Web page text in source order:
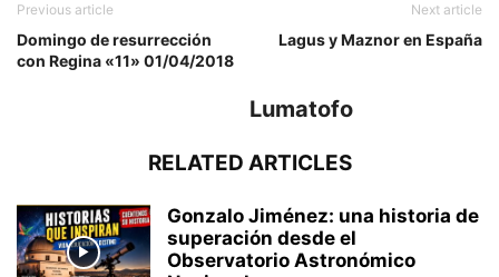
Previous article
Domingo de resurrección
con Regina «11» 01/04/2018
Next article
Lagus y Maznor en España
Lumatofo
RELATED ARTICLES
Gonzalo Jiménez: una historia de
superación desde el
Observatorio Astronómico